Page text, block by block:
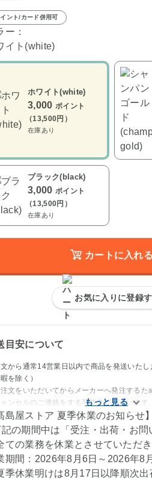
ント/カード併用可
ー：
イト(white)
ホワイト(white)
3,000 ポイント
（13,500円）
在庫あり
ブラック(black)
3,000 ポイント
（13,500円）
在庫あり
カートに入れる
お気に入りに登録
目安について
から通常14営業日以内で商品を発送いた
を除く）
文をいただいてからメーカーへ発注するた
ンセルのご連絡をする可能性がございます
島屋ストア 夏季休業のお知らせ】
の期間中は「受注・出荷・お問
ての業務を休業とさせていただき
期間：2026年8月6日～2026年8
季休業明けは8月17日以降順次出